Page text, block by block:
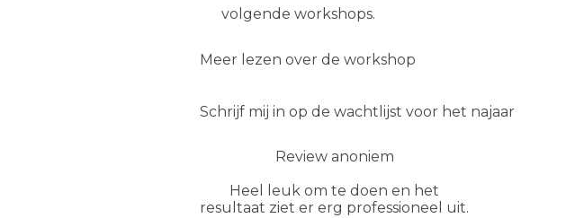
volgende workshops.
Meer lezen over de workshop
Schrijf mij in op de wachtlijst voor het najaar
Review anoniem
Heel leuk om te doen en het
resultaat ziet er erg professioneel uit.